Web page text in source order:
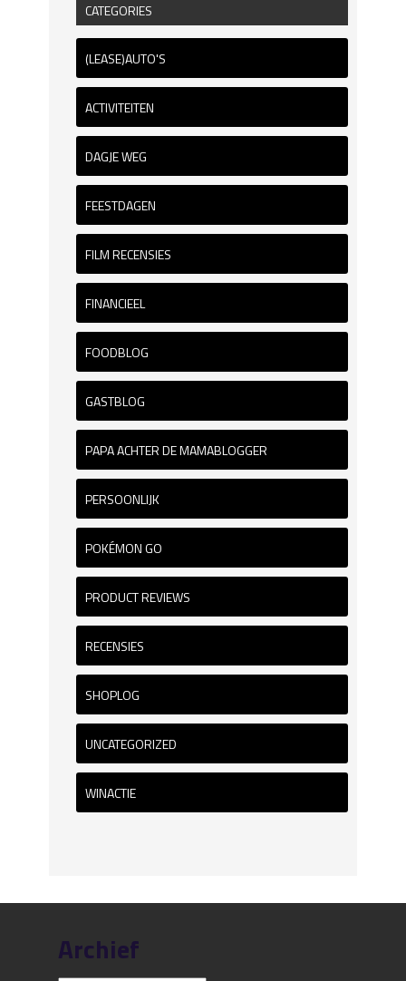
CATEGORIES
(LEASE)AUTO'S
ACTIVITEITEN
DAGJE WEG
FEESTDAGEN
FILM RECENSIES
FINANCIEEL
FOODBLOG
GASTBLOG
PAPA ACHTER DE MAMABLOGGER
PERSOONLIJK
POKÉMON GO
PRODUCT REVIEWS
RECENSIES
SHOPLOG
UNCATEGORIZED
WINACTIE
Archief